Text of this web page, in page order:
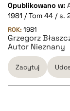
Opublikowano w:
1981 / Tom 44 / s.
ROK: 1981
Grzegorz
Autor Nieznany
Zacytuj